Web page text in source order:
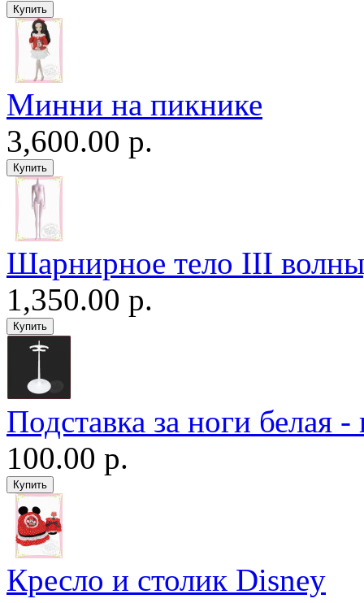
Минни на пикнике
3,600.00 р.
Шарнирное тело III
1,350.00 р.
Подставка за ноги белая
100.00 р.
Кресло и столик Disney